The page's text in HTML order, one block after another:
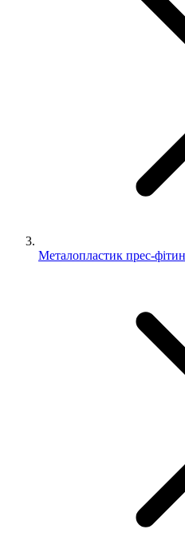
Металопластик прес-